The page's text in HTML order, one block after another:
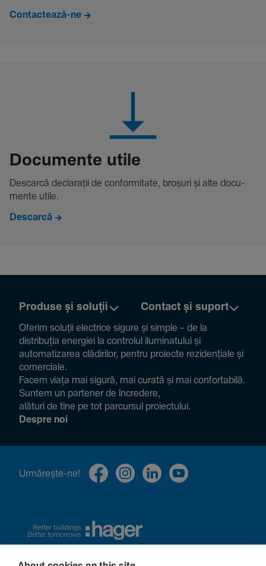
Contactează-ne
Docu­mente utile
Descarcă decla­rații de conformitate, broșuri și alte docu­
mente utile.
Descarcă
Produse și soluții Contact și suport
Oferim soluții electrice sigure și simple – de la
distribuția energiei la controlul ilumi­na­tului și
auto­ma­ti­zarea clădi­rilor, pentru proiecte rezi­den­țiale și
comer­ciale.
Facem viața mai sigură, mai curată și mai confor­ta­bilă.
Suntem un partener de încre­dere,
alături de tine pe tot parcursul proiec­tului.
Despre noi
Urmă­rește-ne!